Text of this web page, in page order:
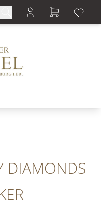
DIAMONDS